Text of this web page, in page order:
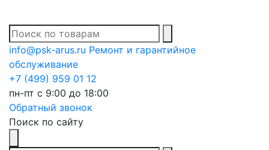
info@psk-arus.ru Ремонт и гарантийное
обслуживание
+7 (499) 959 01 12
пн-пт с 9:00 до 18:00
Обратный звонок
Поиск по сайту